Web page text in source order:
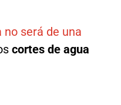
será de una
cortes de agua